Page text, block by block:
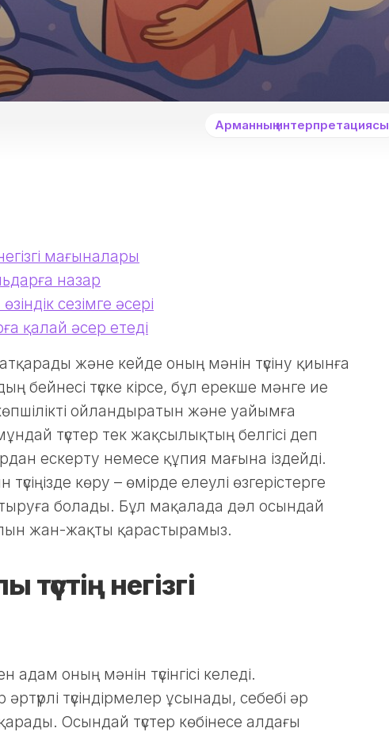
Арманның интерпретациясы
мағыналары
назар
сезімге әсері
қалай әсер етеді
және кейде оның мәнін түсіну қиынға
бейнесі түске кірсе, бұл ерекше мәнге ие
ойландыратын және уайымға
түстер тек жақсылықтың белгісі деп
ескерту немесе құпия мағына іздейді.
көру – өмірде елеулі өзгерістерге
болады. Бұл мақалада дәл осындай
жан-жақты қарастырамыз.
негізгі
адам оның мәнін түсінгісі келеді.
түсіндірмелер ұсынады, себебі әр
Осындай түстер көбінесе алдағы